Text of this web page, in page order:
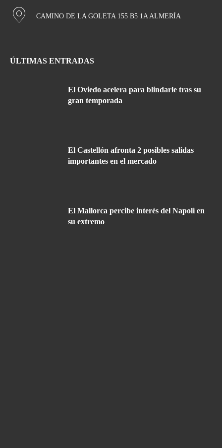
CAMINO DE LA GOLETA 155 B5 1A ALMERÍA
ÚLTIMAS ENTRADAS
El Oviedo acelera para blindarle tras su
gran temporada
El Castellón afronta 2 posibles salidas
importantes en el mercado
El Mallorca percibe interés del Napoli en
su extremo